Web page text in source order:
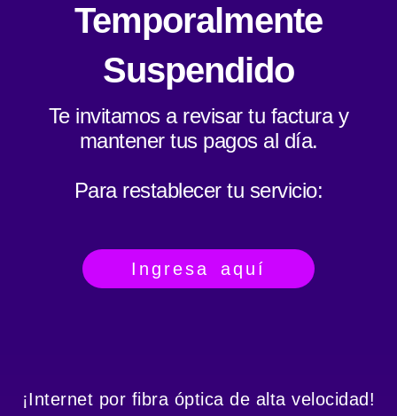
Temporalmente
Suspendido
Te invitamos a revisar tu factura y
mantener tus pagos al día.
Para restablecer tu servicio:
Ingresa aquí
¡Internet por fibra óptica de alta velocidad!